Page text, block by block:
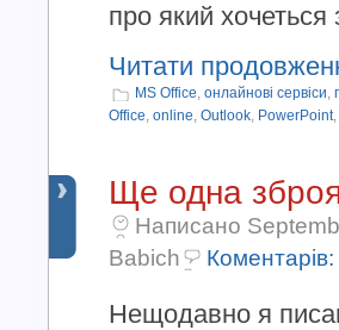
про який
Читати
MS Office, онлайнові сервіси,
Office, online, Outlook, PowerPoint,
Ще одна зброя
Написано
Babich
Нещодавно я